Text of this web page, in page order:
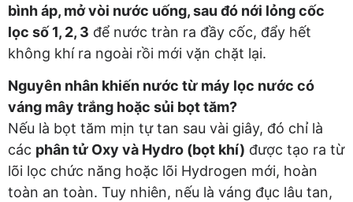
bình áp, mở vòi nước uống, sau đó nới lỏng cốc
lọc số 1, 2, 3 để nước tràn ra đầy cốc, đẩy hết
không khí ra ngoài rồi mới vặn chặt lại.
Nguyên nhân khiến nước từ máy lọc nước có
váng mây trắng hoặc sủi bọt tăm?
Nếu là bọt tăm mịn tự tan sau vài giây, đó chỉ là
các phân tử Oxy và Hydro (bọt khí) được tạo ra từ
lõi lọc chức năng hoặc lõi Hydrogen mới, hoàn
toàn an toàn. Tuy nhiên, nếu là váng đục lâu tan,